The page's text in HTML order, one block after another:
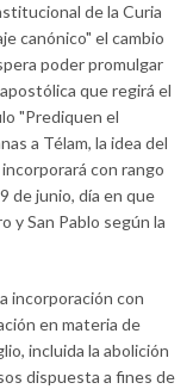
de la Curia
canónico" el cambio
poder promulgar
que regirá el
"Prediquen el
a Télam, la idea del
con rango
de junio, día en que
y San Pablo según la
incorporación con
en materia de
incluida la abolición
dispuesta a fines de